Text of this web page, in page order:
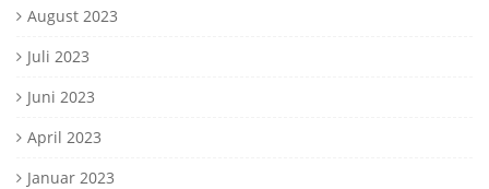
August 2023
Juli 2023
Juni 2023
April 2023
Januar 2023